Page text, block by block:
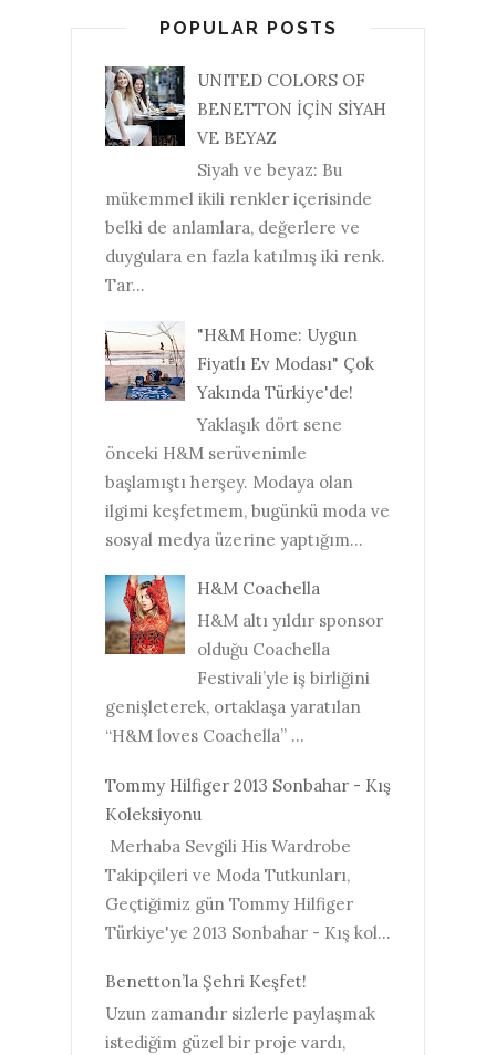
POPULAR POSTS
UNITED COLORS OF
BENETTON İÇİN SİYAH
VE BEYAZ
Siyah ve beyaz: Bu
mükemmel ikili renkler içerisinde
belki de anlamlara, değerlere ve
duygulara en fazla katılmış iki renk.
Tar...
"H&M Home: Uygun
Fiyatlı Ev Modası" Çok
Yakında Türkiye'de!
Yaklaşık dört sene
önceki H&M serüvenimle
başlamıştı herşey. Modaya olan
ilgimi keşfetmem, bugünkü moda ve
sosyal medya üzerine yaptığım...
H&M Coachella
H&M altı yıldır sponsor
olduğu Coachella
Festivali’yle iş birliğini
genişleterek, ortaklaşa yaratılan
“H&M loves Coachella” ...
Tommy Hilfiger 2013 Sonbahar - Kış
Koleksiyonu
Merhaba Sevgili His Wardrobe
Takipçileri ve Moda Tutkunları,
Geçtiğimiz gün Tommy Hilfiger
Türkiye'ye 2013 Sonbahar - Kış kol...
Benetton’la Şehri Keşfet!
Uzun zamandır sizlerle paylaşmak
istediğim güzel bir proje vardı,